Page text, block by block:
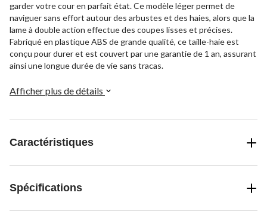
garder votre cour en parfait état. Ce modèle léger permet de
naviguer sans effort autour des arbustes et des haies, alors que la
lame à double action effectue des coupes lisses et précises.
Fabriqué en plastique ABS de grande qualité, ce taille-haie est
conçu pour durer et est couvert par une garantie de 1 an, assurant
ainsi une longue durée de vie sans tracas.
Afficher plus de détails
Caractéristiques
Spécifications